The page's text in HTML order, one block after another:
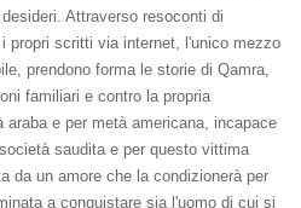
Attraverso resoconti di
propri scritti via internet, l'unico mezzo
prendono forma le storie di Qamra,
familiari e contro la propria
e per metà americana, incapace
saudita e per questo vittima
da un amore che la condizionerà per
a conquistare sia l'uomo di cui si